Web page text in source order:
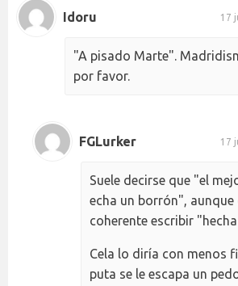
Idoru 17
"A pisado Marte".
por favor.
FGLurker 17
Suele decirse que "el
echa un borrón", aunque
coherente escribir
Cela lo diría con menos
puta se le escapa un